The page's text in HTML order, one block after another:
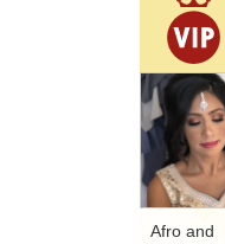
Afro and